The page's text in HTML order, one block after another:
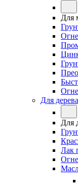
Для
Для дерева
Для
Лак